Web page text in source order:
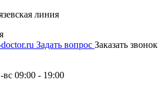
линия
Задать вопрос Заказать звонок
09:00 - 19:00